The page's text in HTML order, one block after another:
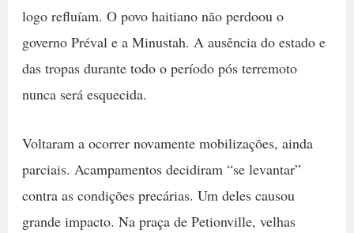
logo refluíam. O povo haitiano não perdoou o
governo Préval e a Minustah. A ausência do estado e
das tropas durante todo o período pós terremoto
nunca será esquecida.
Voltaram a ocorrer novamente mobilizações, ainda
parciais. Acampamentos decidiram “se levantar”
contra as condições precárias. Um deles causou
grande impacto. Na praça de Petionville, velhas